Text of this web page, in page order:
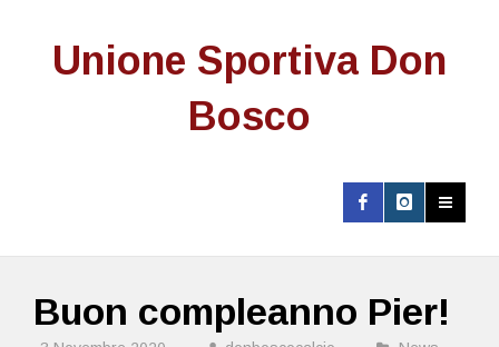
Unione Sportiva Don
Bosco
Buon compleanno Pier!